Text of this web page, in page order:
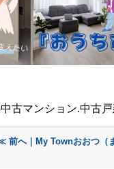
古マンション.中古
前へ｜My Townおおつ（